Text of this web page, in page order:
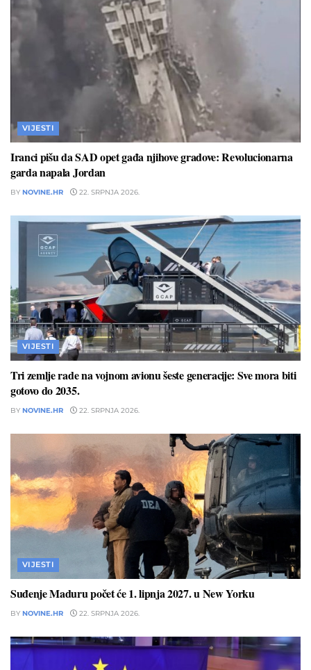
VIJESTI
Iranci pišu da SAD opet gađa njihove gradove: Revolucionarna
garda napala Jordan
BY NOVINE.HR 22. SRPNJA 2026.
VIJESTI
Tri zemlje rade na vojnom avionu šeste generacije: Sve mora biti
gotovo do 2035.
BY NOVINE.HR 22. SRPNJA 2026.
VIJESTI
Suđenje Maduru počet će 1. lipnja 2027. u New Yorku
BY NOVINE.HR 22. SRPNJA 2026.